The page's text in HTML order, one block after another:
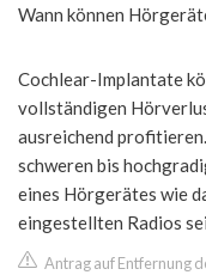
Wann können
Cochlear-Implantate
vollständigen
ausreichend
schweren bis
eines Hörgerätes wie
eingestellten Radios
Antrag auf Entfernung